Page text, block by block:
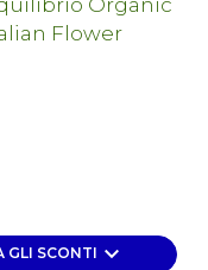
GLI SCONTI keyboard_arrow_down